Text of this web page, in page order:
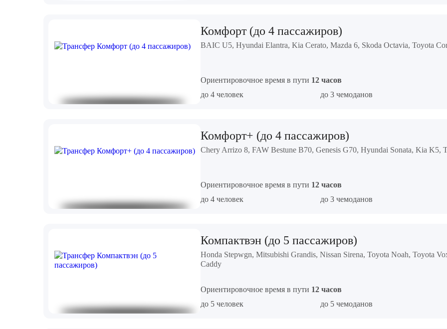
Комфорт (до 4 пассажиров)
BAIC U5, Hyundai Elantra, Kia Cerato, Mazda 6, Skoda Octavia, Toyota
Ориентировочное время в пути 12 часов
до 4 человек
до 3 чемоданов
Комфорт+ (до 4 пассажиров)
Chery Arrizo 8, FAW Bestune B70, Genesis G70, Hyundai Sonata, Kia K5,
Ориентировочное время в пути 12 часов
до 4 человек
до 3 чемоданов
Компактвэн (до 5 пассажиров)
Honda Stepwgn, Mitsubishi Grandis, Nissan Sirena, Toyota Noah, Toyota
Caddy
Ориентировочное время в пути 12 часов
до 5 человек
до 5 чемоданов